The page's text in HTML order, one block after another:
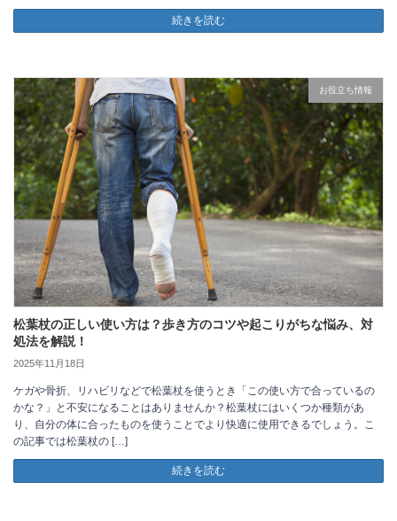
続きを読む
お役立ち情報
松葉杖の正しい使い方は？歩き方のコツや起こりがちな悩み、対
処法を解説！
2025年11月18日
ケガや骨折、リハビリなどで松葉杖を使うとき「この使い方で合っているの
かな？」と不安になることはありませんか？松葉杖にはいくつか種類があ
り、自分の体に合ったものを使うことでより快適に使用できるでしょう。こ
の記事では松葉杖の […]
続きを読む